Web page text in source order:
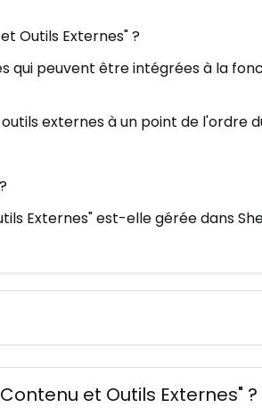
Outils Externes" ?
qui peuvent être intégrées à la
externes à un point de l'ordre
Externes" est-elle gérée dans
et Outils Externes" ?